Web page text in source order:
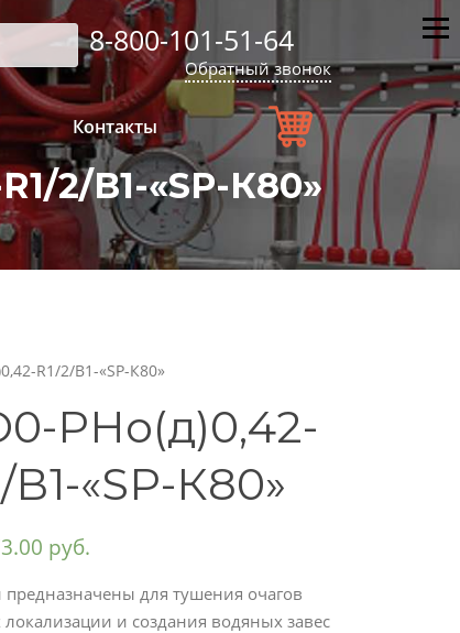
8-800-101-51-64
Обратный звонок
Контакты
2/В1-«SP-К80»
R1/2/В1-«SP-К80»
РНо(д)0,42-
В1-«SP-К80»
руб.
предназначены для тушения очагов
и создания водяных завес